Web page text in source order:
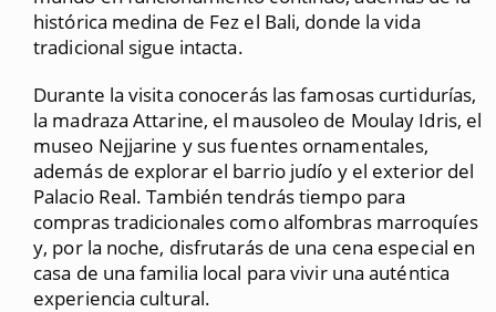
histórica medina de Fez el Bali, donde la vida
tradicional sigue intacta.
Durante la visita conocerás las famosas curtidurías,
la madraza Attarine, el mausoleo de Moulay Idris, el
museo Nejjarine y sus fuentes ornamentales,
además de explorar el barrio judío y el exterior del
Palacio Real. También tendrás tiempo para
compras tradicionales como alfombras marroquíes
y, por la noche, disfrutarás de una cena especial en
casa de una familia local para vivir una auténtica
experiencia cultural.